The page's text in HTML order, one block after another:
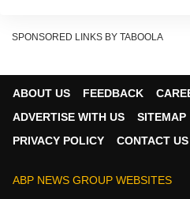
सिंह ने अपने प्रोडक्शन बैनर मा
SPONSORED LINKS BY TABOOLA
ABOUT US FEEDBACK
ADVERTISE WITH US
SITEMAP
PRIVACY POLICY
CONTACT US
ABP NEWS GROUP WEBSITES